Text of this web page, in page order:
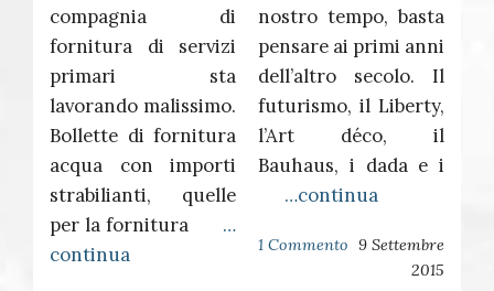
compagnia di
fornitura di servizi
primari sta
lavorando malissimo.
Bollette di fornitura
acqua con importi
strabilianti, quelle
per la fornitura
…
continua
nostro tempo, basta
pensare ai primi anni
dell’altro secolo. Il
futurismo, il Liberty,
l’Art déco, il
Bauhaus, i dada e i
…continua
1 Commento 9 Settembre
2015